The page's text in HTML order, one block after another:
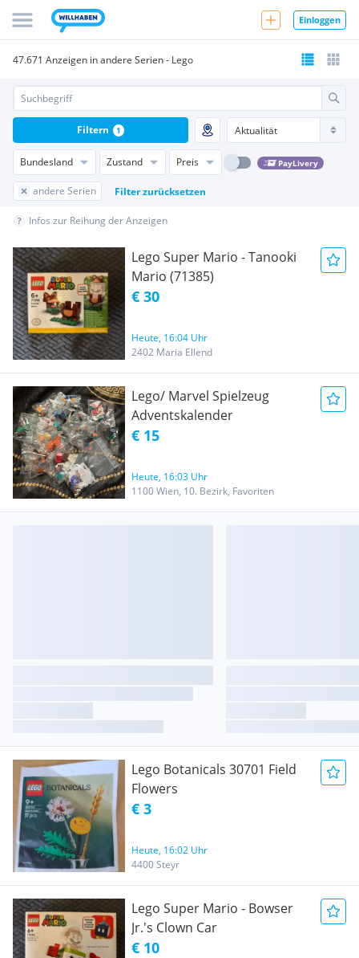
Einloggen
47.671 Anzeigen in andere Serien - Lego
Bundesland Zustand Preis PayLivery
andere Serien Filter zurücksetzen
Filtern 1
Infos zur Reihung der Anzeigen
Lego Super Mario - Tanooki
Mario (71385)
€ 30
Heute, 16:04 Uhr
2402 Maria Ellend
Lego/ Marvel Spielzeug
Adventskalender
€ 15
Heute, 16:03 Uhr
1100 Wien, 10. Bezirk, Favoriten
Lego Botanicals 30701 Field
Flowers
€ 3
Heute, 16:02 Uhr
4400 Steyr
Lego Super Mario - Bowser
Jr.'s Clown Car
€ 10